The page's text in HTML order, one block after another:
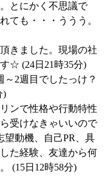
とにかく不思議で
ても・・・ううう。
きました。現場の社
☆ (24日21時35分)
～2週目でしたっけ？
)
ンで性格や行動特性
受けなきゃいいので
望動機、自己PR、具
た経験、友達から何
(15日12時58分)